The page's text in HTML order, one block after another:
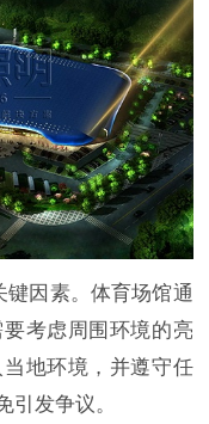
因素。体育场馆通
考虑周围环境的亮
地环境，并遵守任
引发争议。